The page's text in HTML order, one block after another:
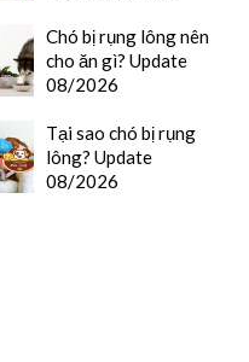
Chó bị rụng lông nên
cho ăn gì? Update
08/2026
Tại sao chó bị rụng
lông? Update
08/2026